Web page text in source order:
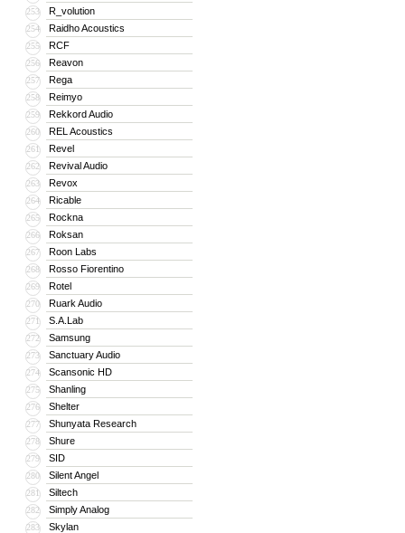
253 R_volution
254 Raidho Acoustics
255 RCF
256 Reavon
257 Rega
258 Reimyo
259 Rekkord Audio
260 REL Acoustics
261 Revel
262 Revival Audio
263 Revox
264 Ricable
265 Rockna
266 Roksan
267 Roon Labs
268 Rosso Fiorentino
269 Rotel
270 Ruark Audio
271 S.A.Lab
272 Samsung
273 Sanctuary Audio
274 Scansonic HD
275 Shanling
276 Shelter
277 Shunyata Research
278 Shure
279 SID
280 Silent Angel
281 Siltech
282 Simply Analog
283 Skylan